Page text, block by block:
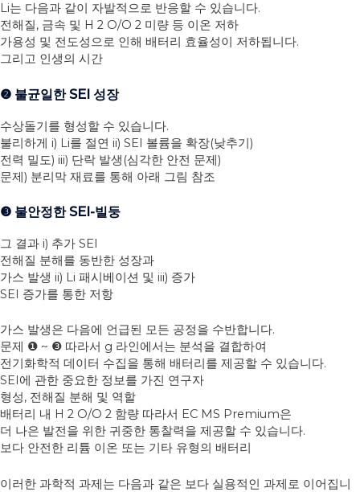
Li는 다음과 같이 자발적으로 반응할 수 있습니다.
전해질, 금속 및 H 2 O/O 2 미량 등 이온 저하
가용성 및 전도성으로 인해 배터리 효율성이 저하됩니다.
그리고 인생의 시간
❷ 불균일한 SEI 성장
수상돌기를 형성할 수 있습니다.
불리하게 i) Li를 절연 ii) SEI 볼륨을 확장(낮추기)
전력 밀도) iii) 단락 발생(심각한 안전 문제)
문제) 분리막 재료를 통해 아래 그림 참조
❸ 불안정한 SEI-빌둥
그 결과 i) 추가 SEI
전해질 분해를 동반한 성장과
가스 발생 ii) Li 패시베이션 및 iii) 증가
SEI 증가를 통한 저항
가스 발생은 다음에 언급된 모든 공정을 수반합니다.
문제 ❶ ~ ❸ 따라서 g 라인에서는 분석을 결합하여
전기화학적 데이터 수집을 통해 배터리를 제공할 수 있습니다.
SEI에 관한 중요한 정보를 가진 연구자
형성, 전해질 분해 및 역할
배터리 내 H 2 O/O 2 함량 따라서 EC MS Premium은
더 나은 발전을 위한 귀중한 통찰력을 제공할 수 있습니다.
보다 안전한 리튬 이온 또는 기타 유형의 배터리
이러한 과학적 과제는 다음과 같은 보다 실용적인 과제로 이어집니